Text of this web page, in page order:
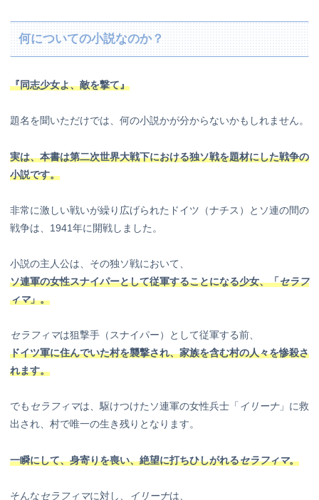
何についての小説なのか？
『同志少女よ、敵を撃て』
題名を聞いただけでは、何の小説かが分からないかもしれません。
実は、本書は第二次世界大戦下における独ソ戦を題材にした戦争の
小説です。
非常に激しい戦いが繰り広げられたドイツ（ナチス）とソ連の間の
戦争は、1941年に開戦しました。
小説の主人公は、その独ソ戦において、
ソ連軍の女性スナイパーとして従軍することになる少女、「セラフ
ィマ」。
セラフィマは狙撃手（スナイパー）として従軍する前、
ドイツ軍に住んでいた村を襲撃され、家族を含む村の人々を惨殺さ
れます。
でも セラフィマは、駆けつけたソ連軍の女性兵士「 イリーナ」に救
出され、村で唯一の生き残りとなります。
一瞬にして、身寄りを喪い、絶望に打ちひしがれるセラフィマ。
そんなセラフィマに対し、 イリーナは、